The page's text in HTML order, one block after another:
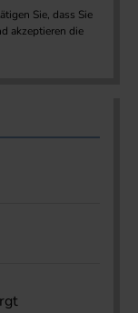
Sie, dass Sie
akzeptieren die